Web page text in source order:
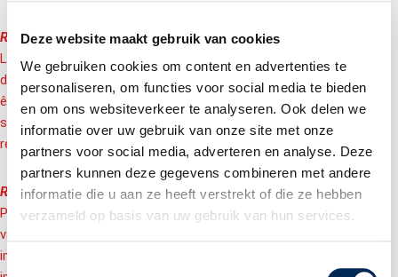
Deze website maakt gebruik van cookies
We gebruiken cookies om content en advertenties te
personaliseren, om functies voor social media te bieden
en om ons websiteverkeer te analyseren. Ook delen we
informatie over uw gebruik van onze site met onze
partners voor social media, adverteren en analyse. Deze
partners kunnen deze gegevens combineren met andere
informatie die u aan ze heeft verstrekt of die ze hebben
verzameld op basis van uw gebruik van hun services.
Repas professionnels
Les repas pris dans le cadre d’heures supplémentaires, de
déplacements professionnels ou de réunions d’affaires peuvent
être remboursés ou fournis en franchise d’impôt (exonération
spécifique). Le salarié doit toutefois remettre les justificatifs de
repas afin d’en apporter la preuve.
Repas hors du lieu de travail
Par exemple un dîner pris sur site ou à domicile. Ces repas sont
valorisés sur la base de leur coût réel et sont généralement
imputés sur le budget non taxable ou traités comme un avantage